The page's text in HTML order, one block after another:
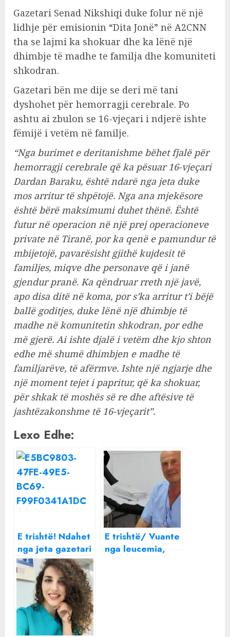
Gazetari Senad Nikshiqi duke folur në një
lidhje për emisionin “Dita Jonë” në A2CNN
tha se lajmi ka shokuar dhe ka lënë një
dhimbje të madhe te familja dhe komuniteti
shkodran.
Gazetari bën me dije se deri më tani
dyshohet për hemorragji cerebrale. Po
ashtu ai zbulon se 16-vjeçari i ndjerë ishte
fëmijë i vetëm në familje.
“Nga burimet e deritanishme bëhet fjalë për
hemorragji cerebrale që ka pësuar 16-vjeçari
Dardan Baraku, është ndarë nga jeta duke
mos arritur të shpëtojë. Nga ana mjekësore
është bërë maksimumi duhet thënë. Është
futur në operacion në një prej operacioneve
private në Tiranë, por ka qenë e pamundur të
mbijetojë, pavarësisht gjithë kujdesit të
familjes, miqve dhe personave që i janë
gjendur pranë. Ka qëndruar rreth një javë,
apo disa ditë në koma, por s’ka arritur t’i bëjë
ballë goditjes, duke lënë një dhimbje të
madhe në komunitetin shkodran, por edhe
më gjerë. Ai ishte djalë i vetëm dhe kjo shton
edhe më shumë dhimbjen e madhe të
familjarëve, të afërmve. Ishte një ngjarje dhe
një moment tejet i papritur, që ka shokuar,
për shkak të moshës së re dhe aftësive të
jashtëzakonshme të 16-vjeçarit”.
Lexo Edhe:
E trishtë! Ndahet
nga jeta gazetari
i njohur shqiptar
(EMRI+FOTO)
E trishtë/ Vuante
nga leucemia,